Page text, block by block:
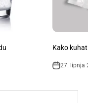
Kako
27. lipnja